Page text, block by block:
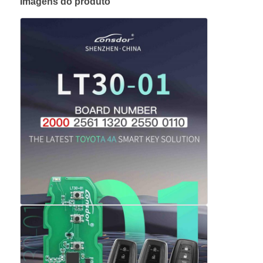
Controle de Qualidade
Fale Conosco
notícias
Todos os casos
Auto chaves